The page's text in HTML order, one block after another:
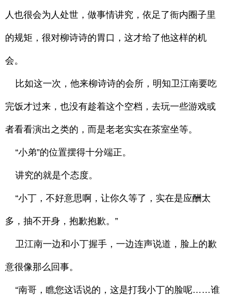
人也很会为人处世，做事情讲究，依足了衙内圈子里
的规矩，很对柳诗诗的胃口，这才给了他这样的机
会。
比如这一次，他来柳诗诗的会所，明知卫江南要吃
完饭才过来，也没有趁着这个空档，去玩一些游戏或
者看看演出之类的，而是老老实实在茶室坐等。
“小弟”的位置摆得十分端正。
讲究的就是个态度。
“小丁，不好意思啊，让你久等了，实在是应酬太
多，抽不开身，抱歉抱歉。”
卫江南一边和小丁握手，一边连声说道，脸上的歉
意很像那么回事。
“南哥，瞧您这话说的，这是打我小丁的脸呢……谁